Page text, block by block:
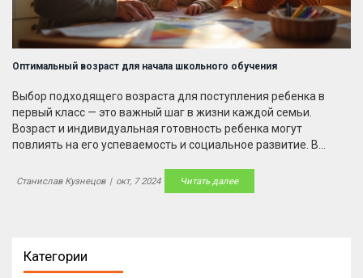
Оптимальный возраст для начала школьного обучения
Выбор подходящего возраста для поступления ребенка в
первый класс — это важный шаг в жизни каждой семьи.
Возраст и индивидуальная готовность ребенка могут
повлиять на его успеваемость и социальное развитие. В
родителям принять это решение. Также предлагается
несколько полезных советов по подготовке ребенка к началу
Станислав Кузнецов | окт, 7 2024 Читать далее
Категории